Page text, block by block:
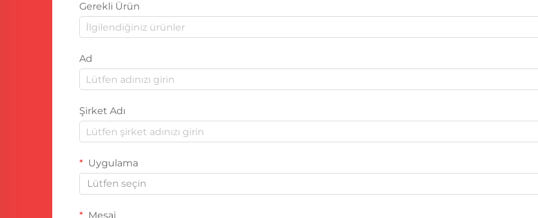
Gerekli Ürün
Ad
Şirket Adı
Uygulama
Lütfen seçin
Mesaj